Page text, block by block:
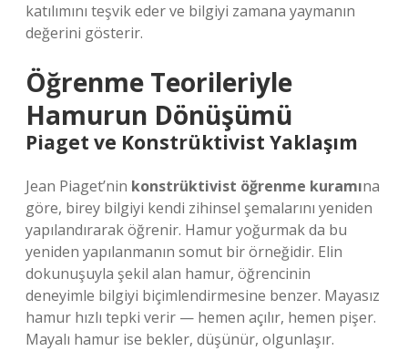
katılımını teşvik eder ve bilgiyi zamana yaymanın
değerini gösterir.
Öğrenme Teorileriyle
Hamurun Dönüşümü
Piaget ve Konstrüktivist Yaklaşım
Jean Piaget’nin konstrüktivist öğrenme kuramına
göre, birey bilgiyi kendi zihinsel şemalarını yeniden
yapılandırarak öğrenir. Hamur yoğurmak da bu
yeniden yapılanmanın somut bir örneğidir. Elin
dokunuşuyla şekil alan hamur, öğrencinin
deneyimle bilgiyi biçimlendirmesine benzer. Mayasız
hamur hızlı tepki verir — hemen açılır, hemen pişer.
Mayalı hamur ise bekler, düşünür, olgunlaşır.